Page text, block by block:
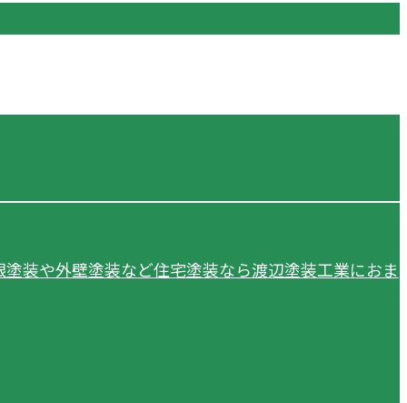
装や外壁塗装など住宅塗装なら渡辺塗装工業におま